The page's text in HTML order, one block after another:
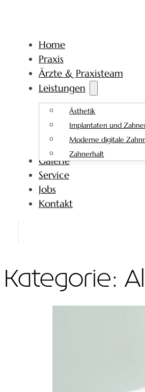
Home
Praxis
Ärzte & Praxisteam
Leistungen
Ästhetik
Implantaten und
Moderne digitale
Zahnerhalt
Galerie
Service
Jobs
Kontakt
Kategorie: